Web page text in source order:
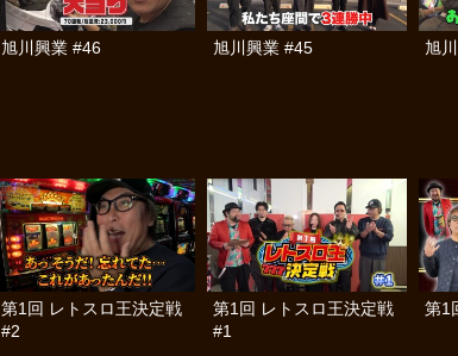
旭川興業 #46 旭川興業 #45 旭
第1回 レトスロ王決定戦
#2
第1回 レトスロ王決定戦
#1
第1